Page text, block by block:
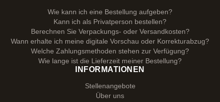
Wie kann ich eine Bestellung aufgeben?
Kann ich als Privatperson bestellen?
Berechnen Sie Verpackungs- oder Versandkosten?
Wann erhalte ich meine digitale Vorschau oder Korrekturabzug?
Welche Zahlungsmethoden stehen zur Verfügung?
Wie lange ist die Lieferzeit meiner Bestellung?
INFORMATIONEN
Stellenangebote
Über uns